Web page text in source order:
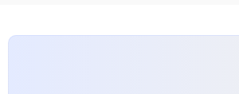
~! 라고 생각하면서 지금 나가면 너무 이른 시간